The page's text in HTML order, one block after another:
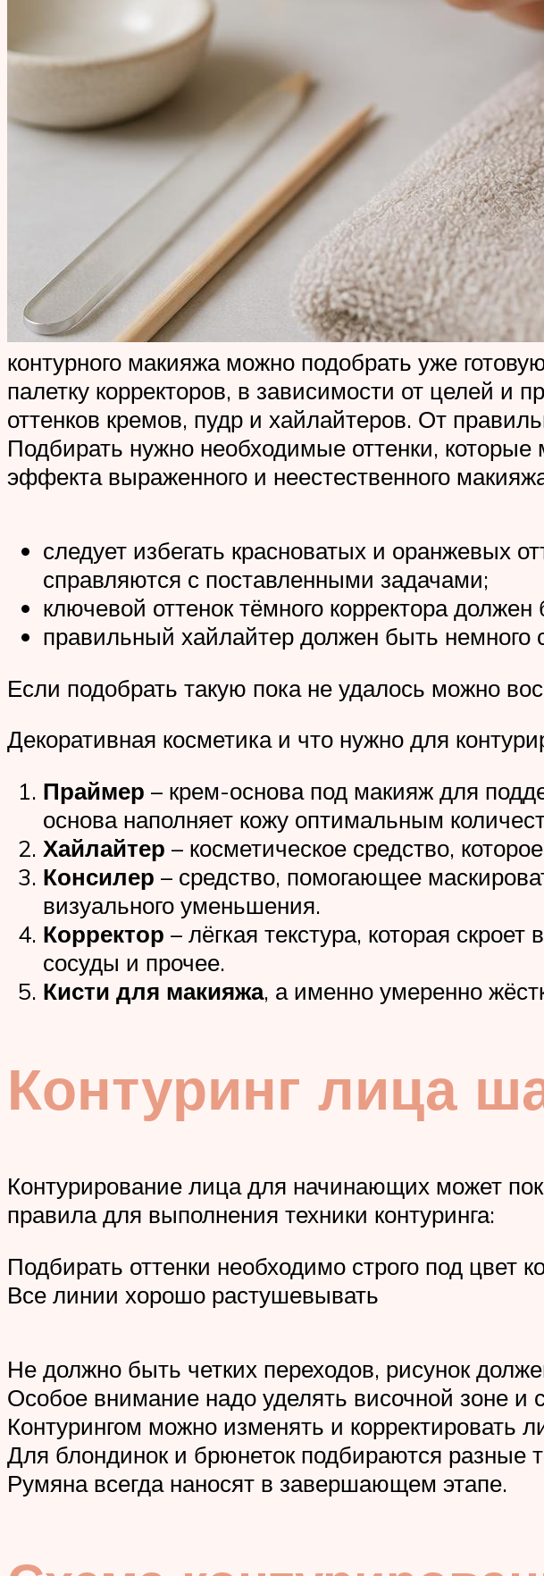
контурного макияжа можно подобрать уже
палетку корректоров, в зависимости от целей и
оттенков кремов, пудр и хайлайтеров. От
Подбирать нужно необходимые оттенки,
эффекта выраженного и неестественного
следует избегать красноватых и оранжевых
справляются с поставленными задачами;
ключевой оттенок тёмного корректора
правильный хайлайтер должен быть немного
Если подобрать такую пока не удалось можно
Декоративная косметика и что нужно для
Праймер – крем-основа под макияж для
основа наполняет кожу оптимальным
Хайлайтер – косметическое средство,
Консилер – средство, помогающее
визуального уменьшения.
Корректор – лёгкая текстура, которая
сосуды и прочее.
Кисти для макияжа, а именно умеренно
Контуринг лица
Контурирование лица для начинающих может
правила для выполнения техники контуринга:
Подбирать оттенки необходимо строго под цвет
Все линии хорошо растушевывать
Не должно быть четких переходов, рисунок
Особое внимание надо уделять височной зоне и
Контурингом можно изменять и корректировать
Для блондинок и брюнеток подбираются разные
Румяна всегда наносят в завершающем этапе.